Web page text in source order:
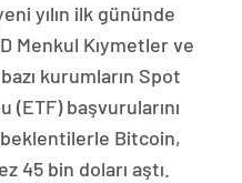
yılın ilk gününde
Menkul Kıymetler ve
kurumların Spot
(ETF) başvurularını
Bitcoin,
45 bin doları aştı.